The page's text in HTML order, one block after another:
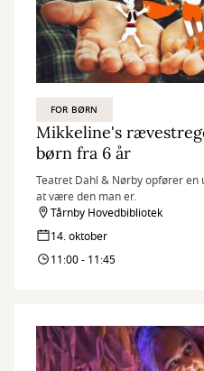
FOR BØRN
Mikkeline's
børn fra 6 år
Teatret Dahl & Nørby opfører
at være den man er.
Tårnby Hovedbibliotek
14. oktober
11:00 - 11:45